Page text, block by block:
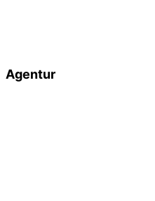
Agentur